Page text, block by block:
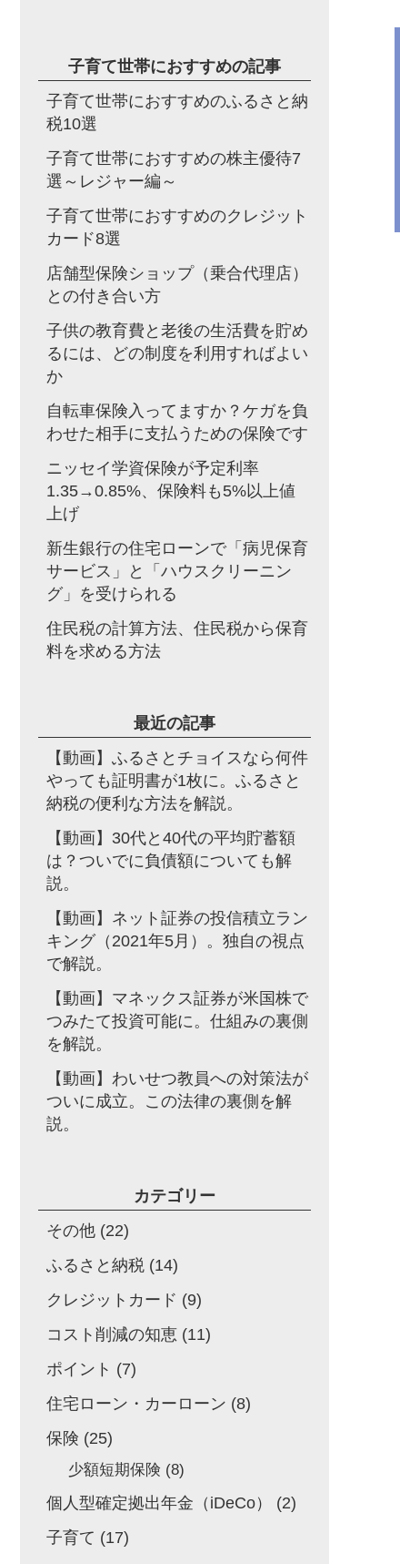
子育て世帯におすすめの記事
子育て世帯におすすめのふるさと納
税10選
子育て世帯におすすめの株主優待7
選～レジャー編～
子育て世帯におすすめのクレジット
カード8選
店舗型保険ショップ（乗合代理店）
との付き合い方
子供の教育費と老後の生活費を貯め
るには、どの制度を利用すればよい
か
自転車保険入ってますか？ケガを負
わせた相手に支払うための保険です
ニッセイ学資保険が予定利率
1.35→0.85%、保険料も5%以上値
上げ
新生銀行の住宅ローンで「病児保育
サービス」と「ハウスクリーニン
グ」を受けられる
住民税の計算方法、住民税から保育
料を求める方法
最近の記事
【動画】ふるさとチョイスなら何件
やっても証明書が1枚に。ふるさと
納税の便利な方法を解説。
【動画】30代と40代の平均貯蓄額
は？ついでに負債額についても解
説。
【動画】ネット証券の投信積立ラン
キング（2021年5月）。独自の視点
で解説。
【動画】マネックス証券が米国株で
つみたて投資可能に。仕組みの裏側
を解説。
【動画】わいせつ教員への対策法が
ついに成立。この法律の裏側を解
説。
カテゴリー
その他 (22)
ふるさと納税 (14)
クレジットカード (9)
コスト削減の知恵 (11)
ポイント (7)
住宅ローン・カーローン (8)
保険 (25)
少額短期保険 (8)
個人型確定拠出年金（iDeCo）
(2)
子育て (17)